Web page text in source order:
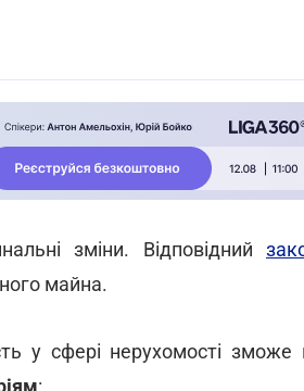
зміни. Відповідний
майна.
у сфері нерухомості
: